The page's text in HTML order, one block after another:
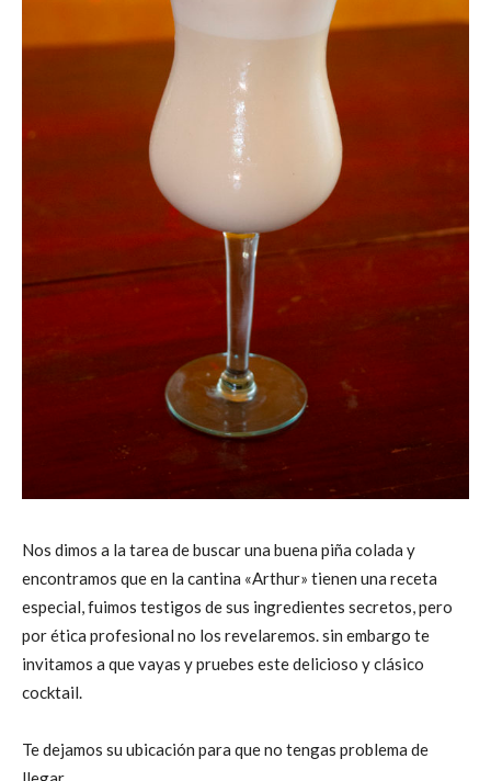
Nos dimos a la tarea de buscar una buena piña colada y
encontramos que en la cantina «Arthur» tienen una receta
especial, fuimos testigos de sus ingredientes secretos, pero
por ética profesional no los revelaremos. sin embargo te
invitamos a que vayas y pruebes este delicioso y clásico
cocktail.
Te dejamos su ubicación para que no tengas problema de